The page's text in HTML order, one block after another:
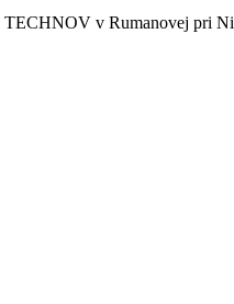
TECHNOV v Rumanovej pri